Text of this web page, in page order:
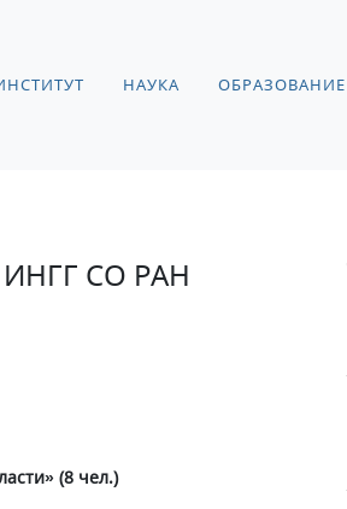
НАУКА ОБРАЗОВАНИЕ
ИНГГ СО РАН
(8 чел.)